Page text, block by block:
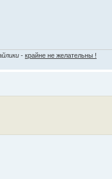
- крайне не желательны !